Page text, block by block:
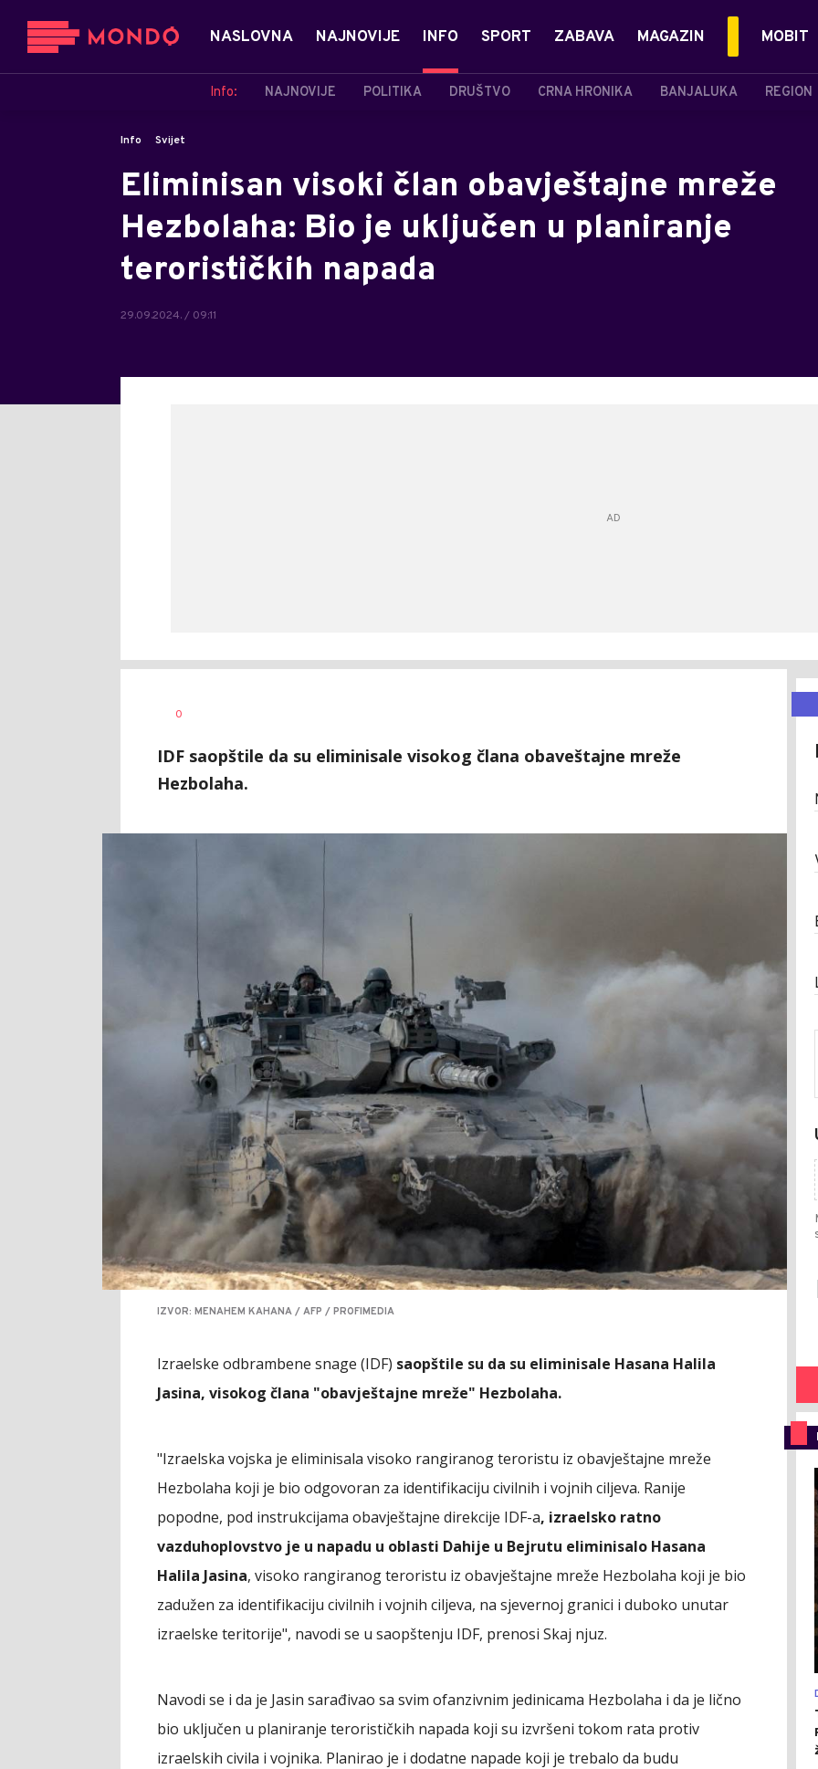
NASLOVNA NAJNOVIJE INFO
Info: NAJNOVIJE POLITIKA DRUŠTVO CRNA HRONIKA BANJALUKA REGION
SPORT ZABAVA MAGAZIN MOBIT
Info Svijet
Eliminisan visoki član obavještajne mreže
Hezbolaha: Bio je uključen u planiranje
terorističkih napada
29.09.2024. / 09:11
AUTOR
0
IDF saopštile da su eliminisale visokog člana obaveštajne mreže
Hezbolaha.
IZVOR: MENAHEM KAHANA / AFP / PROFIMEDIA
Izraelske odbrambene snage (IDF) saopštile su da su eliminisale Hasana Halila
Jasina, visokog člana "obavještajne mreže" Hezbolaha.
"Izraelska vojska je eliminisala visoko rangiranog teroristu iz obavještajne mreže
Hezbolaha koji je bio odgovoran za identifikaciju civilnih i vojnih ciljeva. Ranije
popodne, pod instrukcijama obavještajne direkcije IDF-a, izraelsko ratno
vazduhoplovstvo je u napadu u oblasti Dahije u Bejrutu eliminisalo Hasana
Halila Jasina, visoko rangiranog teroristu iz obavještajne mreže Hezbolaha koji je bio
zadužen za identifikaciju civilnih i vojnih ciljeva, na sjevernoj granici i duboko unutar
izraelske teritorije", navodi se u saopštenju IDF, prenosi Skaj njuz.
Navodi se i da je Jasin sarađivao sa svim ofanzivnim jedinicama Hezbolaha i da je lično
bio uključen u planiranje terorističkih napada koji su izvršeni tokom rata protiv
izraelskih civila i vojnika. Planirao je i dodatne napade koji je trebalo da budu